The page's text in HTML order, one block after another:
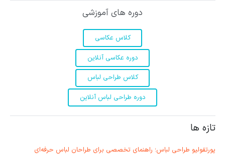
دوره های آموزشی
کلاس عکاسی
دوره عکاسی آنلاین
کلاس طراحی لباس
دوره طراحی لباس آنلاین
تازه ها
پورتفولیو طراحی لباس؛ راهنمای تخصصی برای طراحان لباس حرفه‌ای